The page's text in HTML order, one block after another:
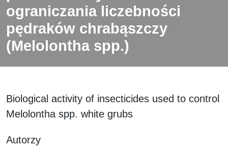
ograniczania liczebności
pędraków chrabąszczy
(Melolontha spp.)
Biological activity of insecticides used to control
Melolontha spp. white grubs
Autorzy